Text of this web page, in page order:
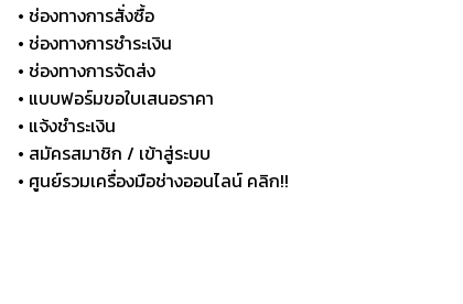
• ช่องทางการสั่งซื้อ
• ช่องทางการชำระเงิน
• ช่องทางการจัดส่ง
• แบบฟอร์มขอใบเสนอราคา
• แจ้งชำระเงิน
• สมัครสมาชิก / เข้าสู่ระบบ
• ศูนย์รวมเครื่องมือช่างออนไลน์ คลิก!!